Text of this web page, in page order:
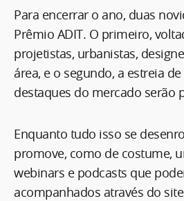
Para encerrar o ano, duas
Prêmio ADIT. O primeiro,
projetistas, urbanistas,
área, e o segundo, a estreia
destaques do mercado serão
Enquanto tudo isso se
promove, como de costume,
webinars e podcasts que
acompanhados através do